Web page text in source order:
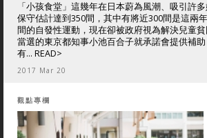
「小孩食堂」這幾年在日本蔚為風潮、吸引許
保守估計達到350間，其中有將近300間是這兩
間的自發性運動，現在卻被政府視為解決兒童
當選的東京都知事小池百合子就承諾會提供補
有... READ>
2017 Mar 20
觀點專欄